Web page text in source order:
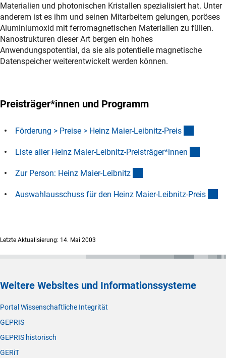
Materialien und photonischen Kristallen spezialisiert hat. Unter
anderem ist es ihm und seinen Mitarbeitern gelungen, poröses
Aluminiumoxid mit ferromagnetischen Materialien zu füllen.
Nanostrukturen dieser Art bergen ein hohes
Anwendungspotential, da sie als potentielle magnetische
Datenspeicher weiterentwickelt werden können.
Preisträger*innen und Programm
Förderung > Preise > Heinz Maier-Leibnitz-Preis
Liste aller Heinz Maier-Leibnitz-Preisträger*innen
Zur Person: Heinz Maier-Leibnitz
Auswahlausschuss für den Heinz Maier-Leibnitz-Preis
Letzte Aktualisierung: 14. Mai 2003
Weitere Websites und Informationssysteme
Portal Wissenschaftliche Integrität
GEPRIS
GEPRIS historisch
GERiT